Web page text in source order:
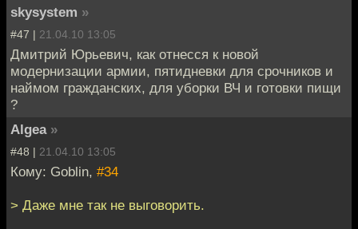
skysystem »
#47 | 21.04.10 13:05
Дмитрий Юрьевич, как отнесся к новой
модернизации армии, пятидневки для срочников и
наймом гражданских, для уборки ВЧ и готовки пищи
?
Algea »
#48 | 21.04.10 13:05
Кому: Goblin, #34
> Даже мне так не выговорить.